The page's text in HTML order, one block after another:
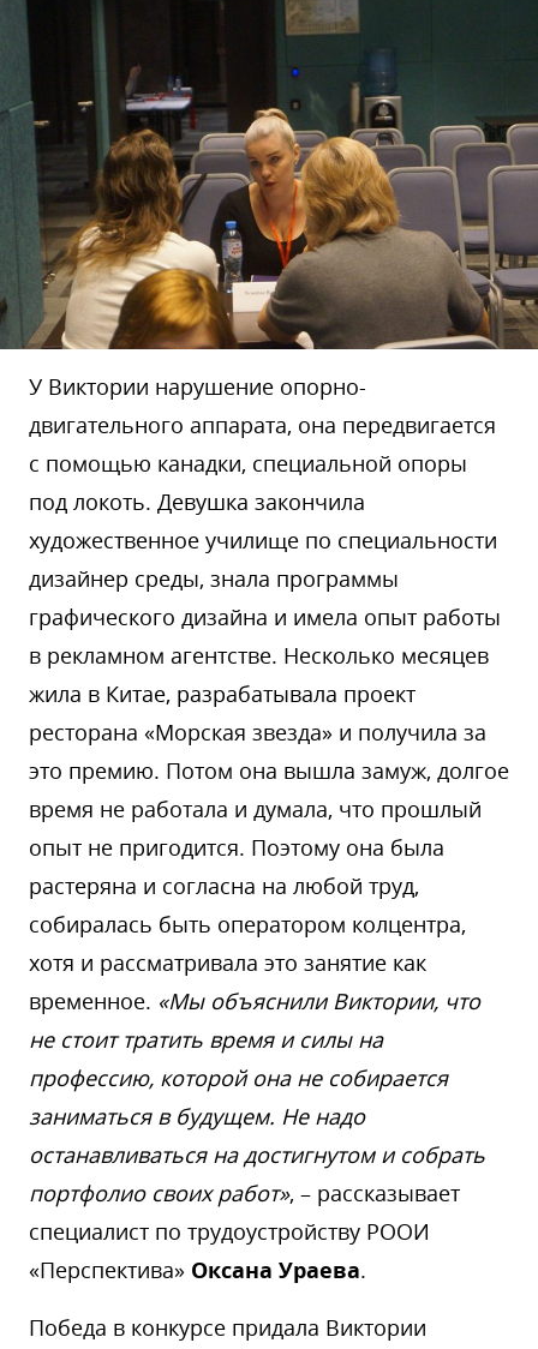
У Виктории нарушение опорно-
двигательного аппарата, она передвигается
с помощью канадки, специальной опоры
под локоть. Девушка закончила
художественное училище по специальности
дизайнер среды, знала программы
графического дизайна и имела опыт работы
в рекламном агентстве. Несколько месяцев
жила в Китае, разрабатывала проект
ресторана «Морская звезда» и получила за
это премию. Потом она вышла замуж, долгое
время не работала и думала, что прошлый
опыт не пригодится. Поэтому она была
растеряна и согласна на любой труд,
собиралась быть оператором колцентра,
хотя и рассматривала это занятие как
временное. «Мы объяснили Виктории, что
не стоит тратить время и силы на
профессию, которой она не собирается
заниматься в будущем. Не надо
останавливаться на достигнутом и собрать
портфолио своих работ», – рассказывает
специалист по трудоустройству РООИ
«Перспектива» Оксана Ураева.
Победа в конкурсе придала Виктории